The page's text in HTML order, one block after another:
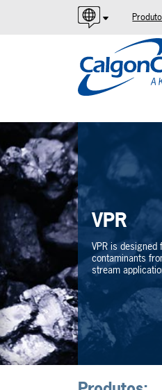
English
Español
VPR
VPR is
contaminants
stream